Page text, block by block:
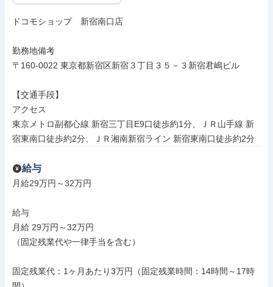
ドコモショップ　新宿南口店
勤務地備考
〒160-0022 東京都新宿区新宿３丁目３５－３新宿君嶋ビル
【交通手段】
アクセス
東京メトロ副都心線 新宿三丁目E9口徒歩約1分、ＪＲ山手線 新
宿東南口徒歩約2分、ＪＲ湘南新宿ライン 新宿東南口徒歩約2分
給与
月給29万円～32万円
給与
月給 29万円～32万円
（固定残業代や一律手当を含む）
固定残業代：1ヶ月あたり3万円（固定残業時間：14時間～17時